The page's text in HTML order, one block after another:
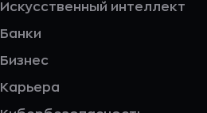
Искусственный интеллект
Банки
Бизнес
Карьера